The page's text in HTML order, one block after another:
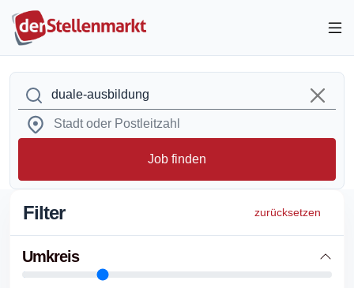
Job finden
Filter zurücksetzen
Umkreis